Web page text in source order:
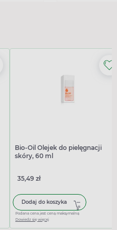
Bio-Oil Olejek do pielęgnacji
skóry, 60 ml
35,49 zł
Dodaj do koszyka
Podana cena jest ceną maksymalną
Dowiedz się więcej